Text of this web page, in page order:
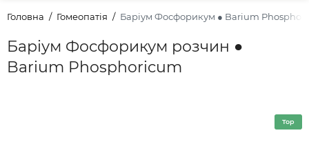
Головна Гомеопатія Баріум Фосфорикум ● Barium
Баріум Фосфорикум розчин ●
Barium Phosphoricum
Top